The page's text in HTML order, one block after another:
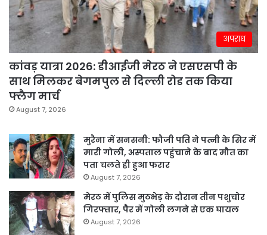
अपराध
कांवड़ यात्रा 2026: डीआईजी मेरठ ने एसएसपी के
साथ मिलकर बेगमपुल से दिल्ली रोड तक किया
फ्लैग मार्च
August 7, 2026
मुरैना में सनसनी: फौजी पति ने पत्नी के सिर में
मारी गोली, अस्पताल पहुंचाने के बाद मौत का
पता चलते ही हुआ फरार
August 7, 2026
मेरठ में पुलिस मुठभेड़ के दौरान तीन पशुचोर
गिरफ्तार, पैर में गोली लगने से एक घायल
August 7, 2026